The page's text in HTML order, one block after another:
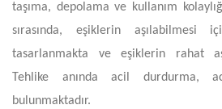
taşıma, depolama ve kullanım
sırasında, eşiklerin aşılabilmesi
tasarlanmakta ve eşiklerin rahat
Tehlike anında acil durdurma,
bulunmaktadır.